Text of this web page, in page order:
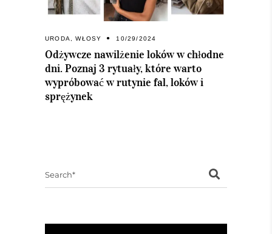
URODA ,WŁOSY 10/29/2024
Odżywcze nawilżenie loków w chłodne
dni. Poznaj 3 rytuały, które warto
wypróbować w rutynie fal, loków i
sprężynek